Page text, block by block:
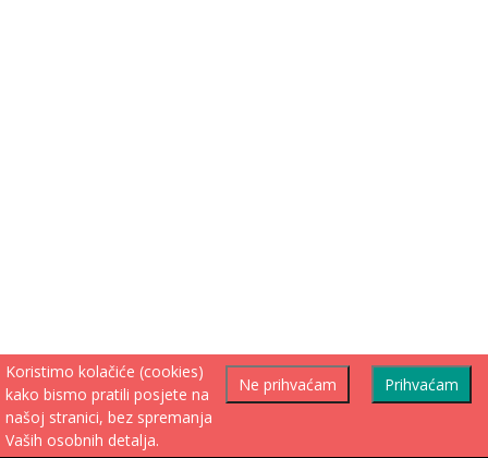
Prihvaćam
Ne prihvaćam
Koristimo kolačiće (cookies)
kako bismo pratili posjete na
našoj stranici, bez spremanja
Vaših osobnih detalja.